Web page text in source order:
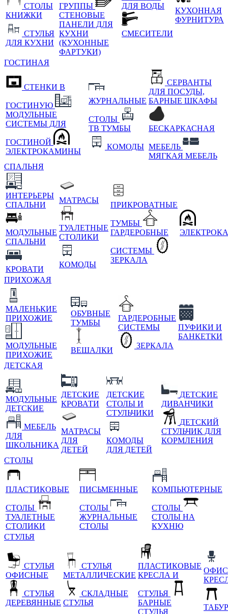
СТОЛЫ
КНИЖКИ
СТУЛЬЯ
ДЛЯ КУХНИ
ГРУППЫ
СТЕНОВЫЕ
ПАНЕЛИ ДЛЯ
КУХНИ
(КУХОННЫЕ
ФАРТУКИ)
ДЛЯ ВОДЫ
СМЕСИТЕЛИ
КУХОННАЯ
ФУРНИТУРА
ГОСТИНАЯ
СТЕНКИ В
ГОСТИНУЮ
МОДУЛЬНЫЕ
СИСТЕМЫ ДЛЯ
ГОСТИНОЙ
ЭЛЕКТРОКАМИНЫ
ЖУРНАЛЬНЫЕ
СТОЛЫ
ТВ ТУМБЫ
КОМОДЫ
СЕРВАНТЫ
ДЛЯ ПОСУДЫ,
БАРНЫЕ ШКАФЫ
БЕСКАРКАСНАЯ
МЕБЕЛЬ
МЯГКАЯ МЕБЕЛЬ
СПАЛЬНЯ
ИНТЕРЬЕРЫ
СПАЛЬНИ
МОДУЛЬНЫЕ
СПАЛЬНИ
КРОВАТИ
МАТРАСЫ
ТУАЛЕТНЫЕ
СТОЛИКИ
КОМОДЫ
ПРИКРОВАТНЫЕ
ТУМБЫ
ГАРДЕРОБНЫЕ
СИСТЕМЫ
ЗЕРКАЛА
ПРИХОЖАЯ
МАЛЕНЬКИЕ
ПРИХОЖИЕ
МОДУЛЬНЫЕ
ПРИХОЖИЕ
ОБУВНЫЕ
ТУМБЫ
ВЕШАЛКИ
ГАРДЕРОБНЫЕ
СИСТЕМЫ
ЗЕРКАЛА
ПУФИКИ И
БАНКЕТКИ
ДЕТСКАЯ
МОДУЛЬНЫЕ
ДЕТСКИЕ
МЕБЕЛЬ
ДЛЯ
ШКОЛЬНИКА
ДЕТСКИЕ
КРОВАТИ
МАТРАСЫ
ДЛЯ
ДЕТЕЙ
ДЕТСКИЕ
СТОЛЫ И
СТУЛЬЧИКИ
КОМОДЫ
ДЛЯ ДЕТЕЙ
ДЕТСКИЕ
ДИВАНЧИКИ
ДЕТСКИЙ
СТУЛЬЧИК ДЛЯ
КОРМЛЕНИЯ
СТОЛЫ
ПЛАСТИКОВЫЕ
СТОЛЫ
ТУАЛЕТНЫЕ
СТОЛИКИ
ПИСЬМЕННЫЕ
СТОЛЫ
ЖУРНАЛЬНЫЕ
СТОЛЫ
КОМПЬЮТЕРНЫЕ
СТОЛЫ
СТОЛЫ НА
КУХНЮ
СТУЛЬЯ
СТУЛЬЯ
ОФИСНЫЕ
СТУЛЬЯ
ДЕРЕВЯННЫЕ
СТУЛЬЯ
МЕТАЛЛИЧЕСКИЕ
СКЛАДНЫЕ
СТУЛЬЯ
ПЛАСТИКОВЫЕ
КРЕСЛА И
СТУЛЬЯ
БАРНЫЕ
СТУЛЬЯ